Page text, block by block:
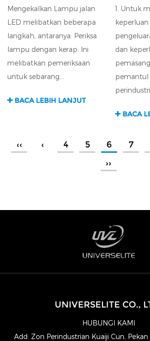
Mengekalkan Lampu jalan
LED melibatkan beberapa
langkah, antaranya: Periksa
lampu dengan kerap: Ini
melibatkan pemeriksaan
untuk sebarang...
BACA LEBIH LANJUT
1. Untuk
keperluan
dan
BACA
‹‹ ‹ 4 5 6 7
››
UNIVERSELITE CO.,
HUBUNGI KAMI
Add: Zon Perindustrian Kuaiji Cun,